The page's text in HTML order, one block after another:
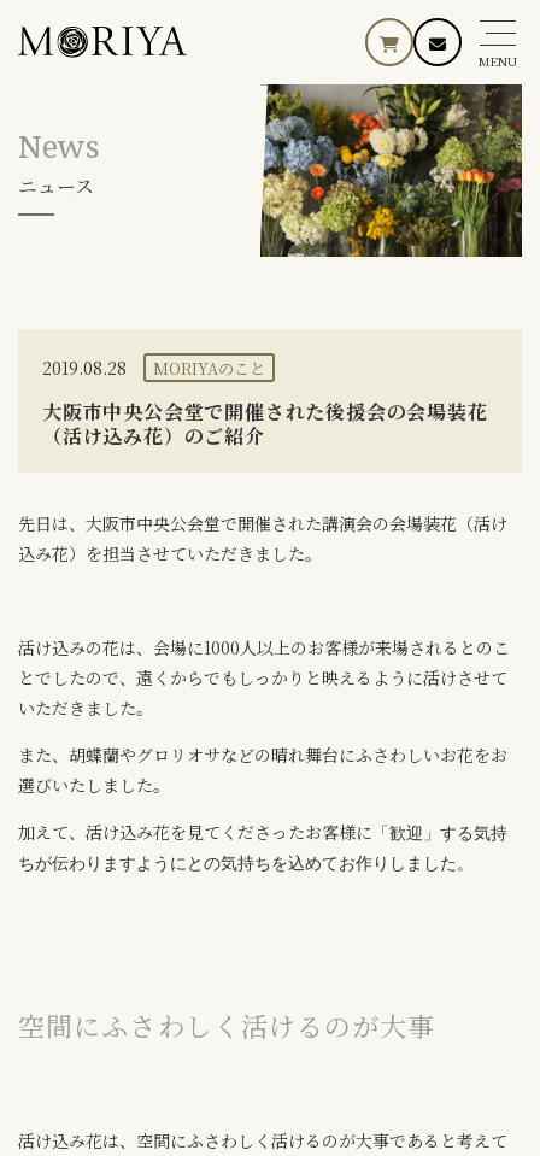
MENU
News
ニュース
2019.08.28 MORIYAのこと
大阪市中央公会堂で開催された後援会の会場装花
（活け込み花）のご紹介
先日は、大阪市中央公会堂で開催された講演会の会場装花（活け
込み花）を担当させていただきました。
活け込みの花は、会場に1000人以上のお客様が来場されるとのこ
とでしたので、遠くからでもしっかりと映えるように活けさせて
いただきました。
また、胡蝶蘭やグロリオサなどの晴れ舞台にふさわしいお花をお
選びいたしました。
加えて、活け込み花を見てくださったお客様に 「歓迎」する気持
ちが伝わりますようにとの気持ちを込めてお作りしました。
空間にふさわしく活けるのが大事
活け込み花は、空間にふさわしく活けるのが大事であると考えて